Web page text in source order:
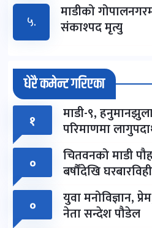
५.
माडीको
संकाश्पद मृत्यु
धेरै कमेन्ट गरिएका
१ माडी-९,
परिमाणमा
०
चितवनको माडी
बर्षौंदेखि
०
युवा मनोविज्ञान,
नेता सन्देश पौडेल